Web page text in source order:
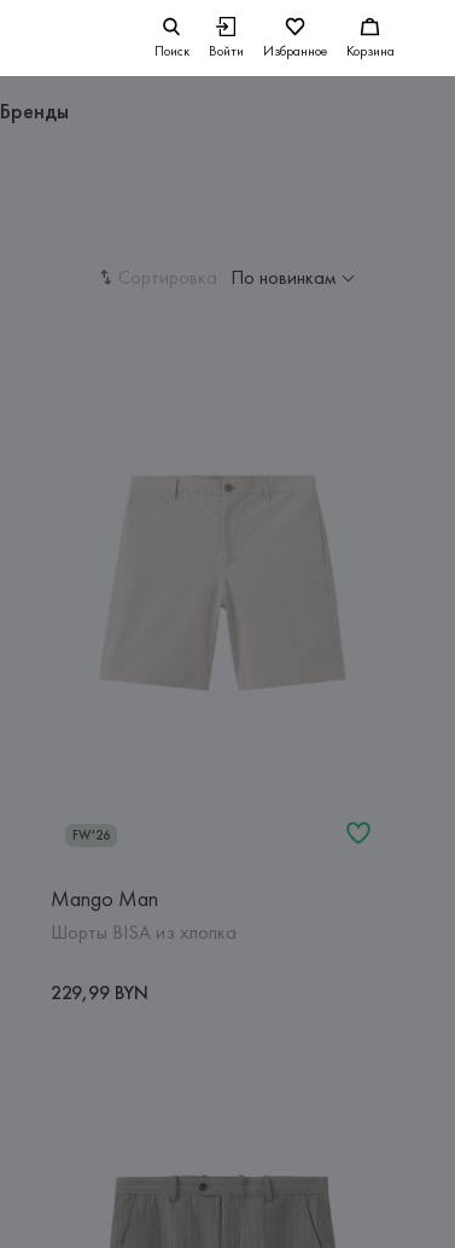
Поиск Войти Избранное Корзина
Бренды
Сортировка: По новинкам
FW'26
Mango Man
Шорты BISA из хлопка
229,99 BYN